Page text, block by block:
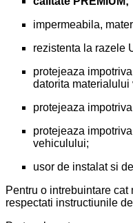
impermeabila,
rezistenta la razele
protejeaza
datorita materialului
protejeaza
protejeaza
vehiculului;
usor de instalat si
Pentru o intrebuintare
respectati instructiunile